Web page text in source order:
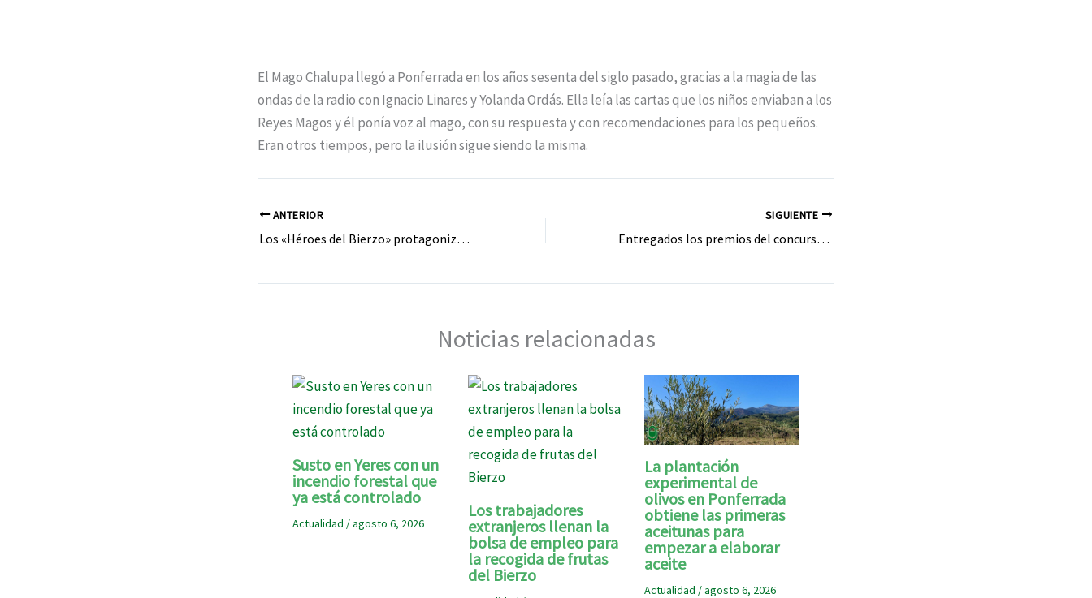
El Mago Chalupa llegó a Ponferrada en los años sesenta del siglo pasado, gracias a la magia de las
ondas de la radio con Ignacio Linares y Yolanda Ordás. Ella leía las cartas que los niños enviaban a los
Reyes Magos y él ponía voz al mago, con su respuesta y con recomendaciones para los pequeños.
Eran otros tiempos, pero la ilusión sigue siendo la misma.
ANTERIOR
Los «Héroes del Bierzo» protagonizan el singular calendario de los sellos de calidad en formato cómic
SIGUIENTE
Entregados los premios del concurso navideño en Carracedelo y Villafranca del Bierzo
Noticias relacionadas
Susto en Yeres con un
incendio forestal que
ya está controlado
Actualidad /agosto 6, 2026
Los trabajadores
extranjeros llenan la
bolsa de empleo para
la recogida de frutas
del Bierzo
La plantación
experimental de
olivos en Ponferrada
obtiene las primeras
aceitunas para
empezar a elaborar
aceite
Actualidad /agosto 6, 2026